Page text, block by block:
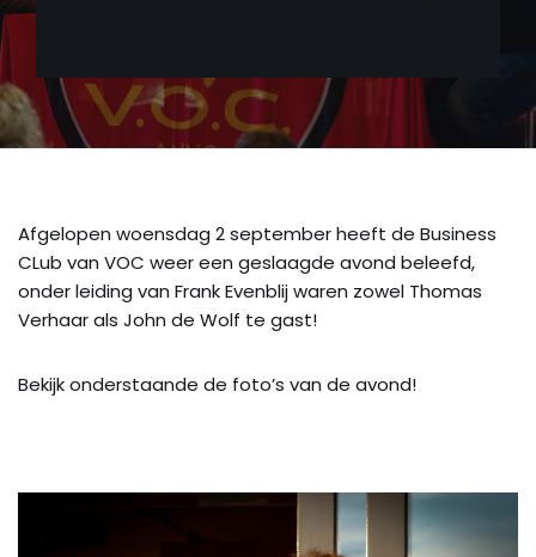
Afgelopen woensdag 2 september heeft de Business
CLub van VOC weer een geslaagde avond beleefd,
onder leiding van Frank Evenblij waren zowel Thomas
Verhaar als John de Wolf te gast!
Bekijk onderstaande de foto’s van de avond!